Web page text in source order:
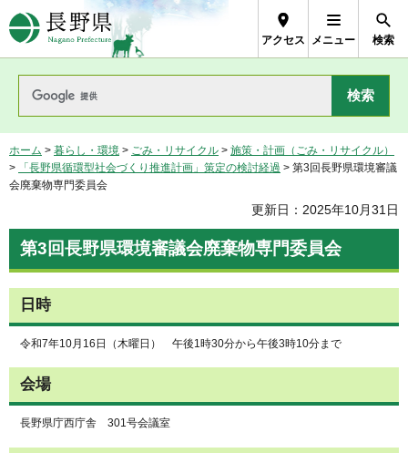
長野県Nagano Prefecture
アクセス メニュー 検索
ホーム > 暮らし・環境 > ごみ・リサイクル > 施策・計画（ごみ・リサイクル）
>
「長野県循環型社会づくり推進計画」策定の検討経過 > 第3回長野県環境審議
会廃棄物専門委員会
更新日：2025年10月31日
第3回長野県環境審議会廃棄物専門委員会
日時
令和7年10月16日（木曜日） 午後1時30分から午後3時10分まで
会場
長野県庁西庁舎 301号会議室